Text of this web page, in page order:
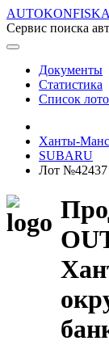
Сервис поиска
Документы
Статистика
Список
Ханты-
SUBARU
Лот №42437